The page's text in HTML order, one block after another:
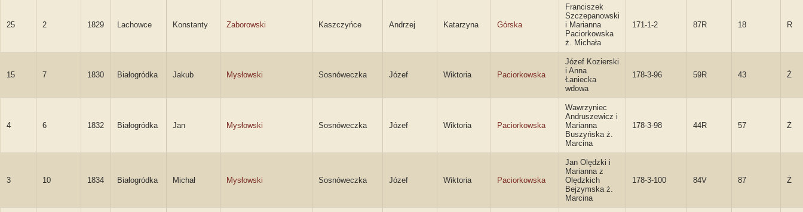
25 2 1829 Lachowce Konstanty Zaborowski Kaszczyńce Andrzej Katarzyna Górska
Franciszek
Szczepanowski
i Marianna
Paciorkowska
ż. Michała
171-1-2 87R 18 R
15 7 1830 Białogródka Jakub Mysłowski Sosnóweczka Józef Wiktoria Paciorkowska
Józef Kozierski
i Anna
Łaniecka
wdowa
178-3-96 59R 43 Ż
4 6 1832 Białogródka Jan Mysłowski Sosnóweczka Józef Wiktoria Paciorkowska
Wawrzyniec
Andruszewicz i
Marianna
Buszyńska ż.
Marcina
178-3-98 44R 57 Ż
3 10 1834 Białogródka Michał Mysłowski Sosnóweczka Józef Wiktoria Paciorkowska
Jan Olędzki i
Marianna z
Olędzkich
Bejzymska ż.
Marcina
178-3-100 84V 87 Ż